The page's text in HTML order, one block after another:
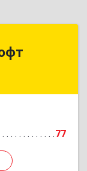
77
Софт
Жуковская